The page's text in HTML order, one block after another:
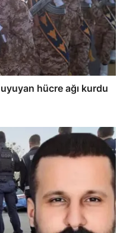
hücre ağı kurdu